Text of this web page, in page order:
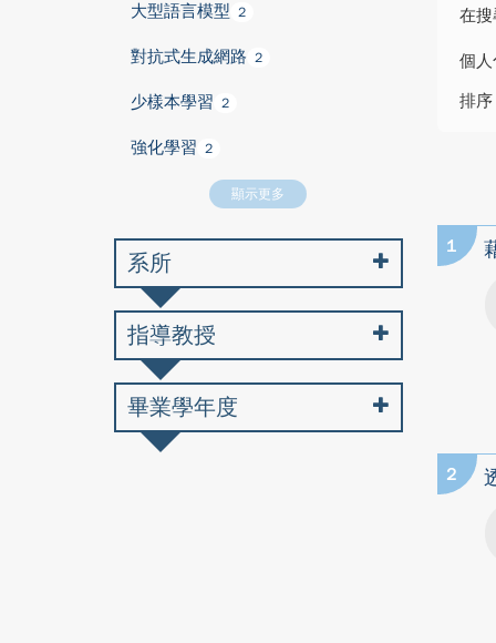
在
個
排序
1
2
大型語言模型 2
對抗式生成網路 2
少樣本學習 2
強化學習 2
顯示更多
系所
指導教授
畢業學年度